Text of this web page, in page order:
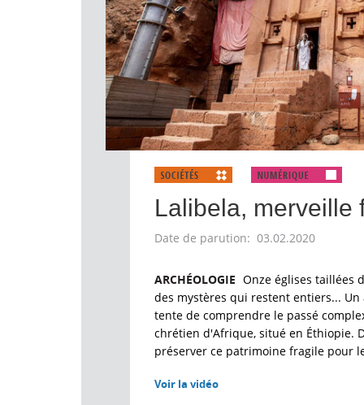
Lalibela, merveille
Date de parution: 03.02.2020
ARCHÉOLOGIE Onze églises taillées
des mystères qui restent entiers...
tente de comprendre le passé
chrétien d'Afrique, situé en Éthiopie.
préserver ce patrimoine fragile pour
Voir la vidéo